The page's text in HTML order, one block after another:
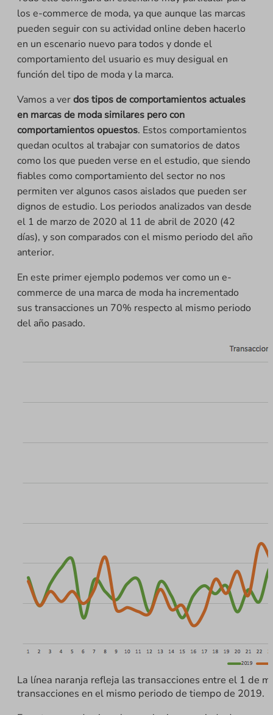
los e-commerce de moda, ya que aunque las marcas
pueden seguir con su actividad online deben hacerlo
en un escenario nuevo para todos y donde el
comportamiento del usuario es muy desigual en
función del tipo de moda y la marca.
Vamos a verdos tipos de comportamientos actuales
en marcas de moda similares pero con
comportamientos opuestos. Estos comportamientos
quedan ocultos al trabajar con sumatorios de datos
como los que pueden verse en el estudio, que siendo
fiables como comportamiento del sector no nos
permiten ver algunos casos aislados que pueden ser
dignos de estudio. Los periodos analizados van desde
el 1 de marzo de 2020 al 11 de abril de 2020 (42
días), y son comparados con el mismo periodo del año
anterior.
En este primer ejemplo podemos ver como un e-
commerce de una marca de moda ha incrementado
sus transacciones un 70% respecto al mismo periodo
del año pasado.
La línea naranja refleja las transacciones entre el 1 de
transacciones en el mismo periodo de tiempo de 2019.